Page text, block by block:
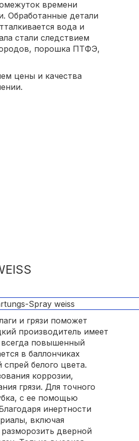
времени
Обработанные детали
вода и
стали следствием
порошка ПТФЭ,
цены и качества
и грязи поможет
производитель имеет
повышенный
в баллончиках
белого цвета.
коррозии,
грязи. Для точного
с ее помощью
инертности
включая
дверной